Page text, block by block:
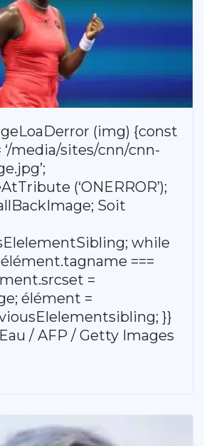
(img) {const
‘/media/sites/cnn/cnn-
(‘ONERROR’);
Soit
while
===
=
élément =
}}
/ AFP / Getty Images